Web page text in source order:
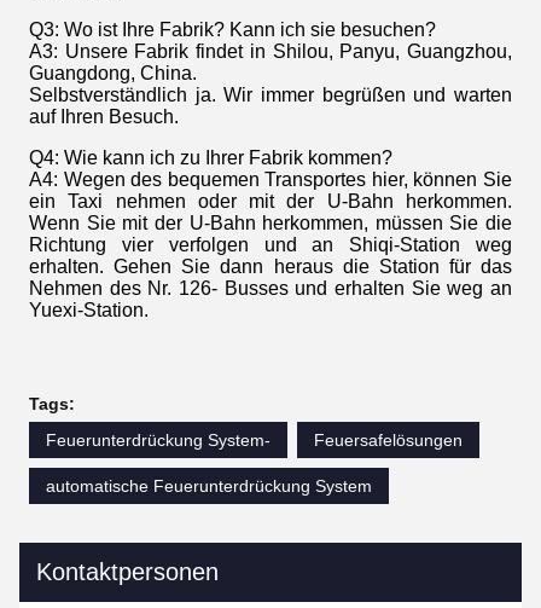
Q3: Wo ist Ihre Fabrik? Kann ich sie besuchen?
A3: Unsere Fabrik findet in Shilou, Panyu, Guangzhou,
Guangdong, China.
Selbstverständlich ja. Wir immer begrüßen und warten
auf Ihren Besuch.
Q4: Wie kann ich zu Ihrer Fabrik kommen?
A4: Wegen des bequemen Transportes hier, können Sie
ein Taxi nehmen oder mit der U-Bahn herkommen.
Wenn Sie mit der U-Bahn herkommen, müssen Sie die
Richtung vier verfolgen und an Shiqi-Station weg
erhalten. Gehen Sie dann heraus die Station für das
Nehmen des Nr. 126- Busses und erhalten Sie weg an
Yuexi-Station.
Tags:
Feuerunterdrückung System-
Feuersafelösungen
automatische Feuerunterdrückung System
Kontaktpersonen